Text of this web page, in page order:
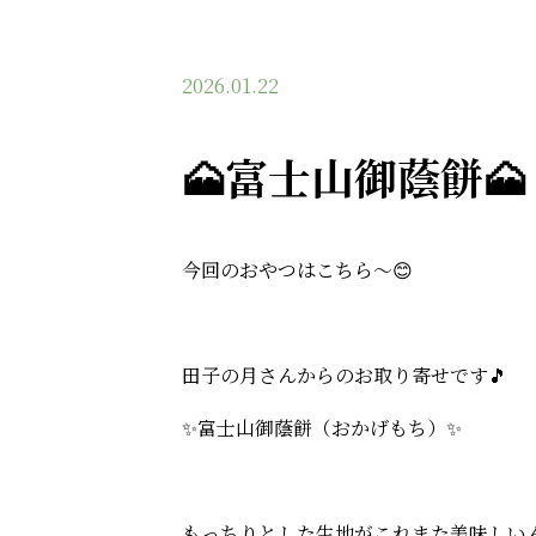
2026.01.22
🗻富士山御蔭餅🗻
今回のおやつはこちら～😊
田子の月さんからのお取り寄せです🎵
✨富士山御蔭餅（おかげもち）✨